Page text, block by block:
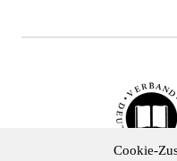
Cookie-